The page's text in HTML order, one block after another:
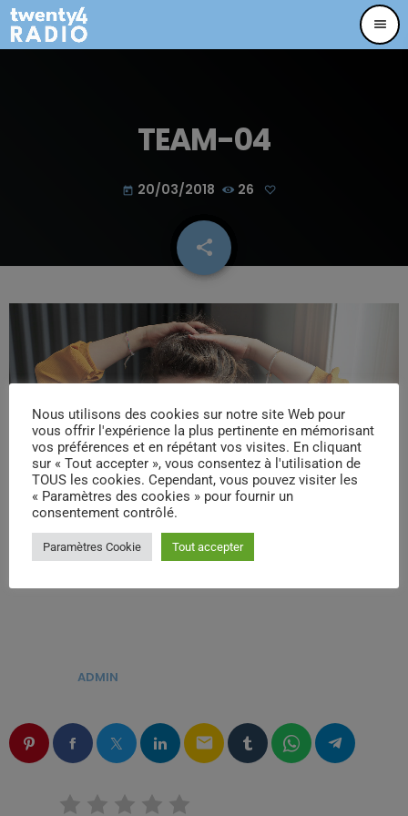
menu
TEAM-04
today 20/03/2018 26
share
email
ADMIN
email
Nous utilisons des cookies sur notre site Web pour
vous offrir l'expérience la plus pertinente en mémorisant
vos préférences et en répétant vos visites. En cliquant
sur « Tout accepter », vous consentez à l'utilisation de
TOUS les cookies. Cependant, vous pouvez visiter les
« Paramètres des cookies » pour fournir un
consentement contrôlé.
Paramètres Cookie Tout accepter